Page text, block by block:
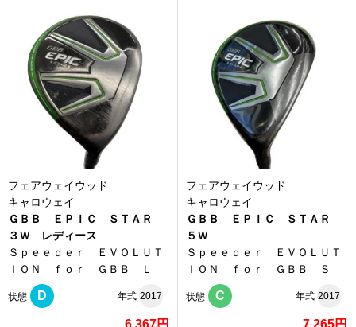
フェアウェイウッド
キャロウェイ
ＧＢＢ ＥＰＩＣ ＳＴＡＲ
３Ｗ レディース
Ｓｐｅｅｄｅｒ ＥＶＯＬＵＴ
ＩＯＮ ｆｏｒ ＧＢＢ Ｌ
状態 D 年式 2017
6,367円
フェアウェイウッド
キャロウェイ
ＧＢＢ ＥＰＩＣ ＳＴＡＲ
５Ｗ
Ｓｐｅｅｄｅｒ ＥＶＯＬＵＴ
ＩＯＮ ｆｏｒ ＧＢＢ Ｓ
状態 C 年式 2017
7,265円